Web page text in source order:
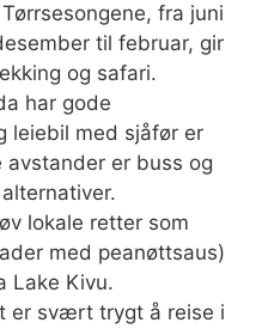
Tørrsesongene, fra juni
til februar, gir
og safari.
har gode
leiebil med sjåfør er
avstander er buss og
lokale retter som
med peanøttsaus)
Lake Kivu.
er svært trygt å reise i